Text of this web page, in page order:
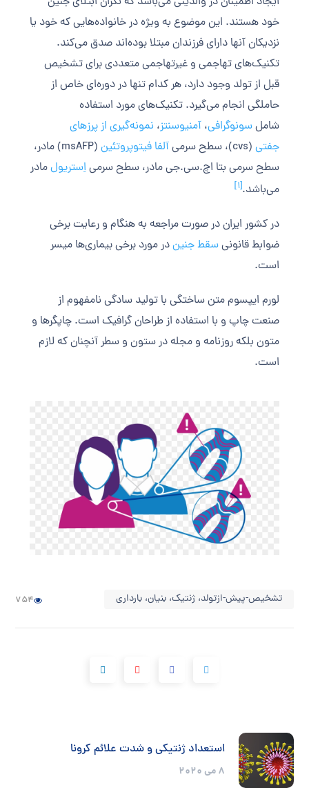
خود هستند. این موضوع به ویژه در خانواده‌هایی که خود یا
نزدیکان آنها دارای فرزندان مبتلا بوده‌اند صدق می‌کند.
تکنیک‌های تهاجمی و غیرتهاجمی متعددی برای تشخیص
قبل از تولد وجود دارد، هر کدام تنها در دوره‌ای خاص از
حاملگی انجام می‌گیرد. تکنیک‌های مورد استفاده
شاملسونوگرافی، آمنیوسنتز، نمونه‌گیری از پرزهای
جفتی (cvs)، سطح سرمی آلفا فیتوپروتئین
(msAFP) مادر،
سطح سرمی بتا اچ.سی.جی مادر، سطح سرمیاِستریولمادر
می‌باشد.[۱]
در کشور ایران در صورت مراجعه به هنگام و رعایت برخی
ضوابط قانونیسقط جنیندر مورد برخی بیماری‌ها میسر
است.
لورم ایپسوم متن ساختگی با تولید سادگی نامفهوم از
صنعت چاپ و با استفاده از طراحان گرافیک است. چاپگرها و
متون بلکه روزنامه و مجله در ستون و سطر آنچنان که لازم
است.
تشخیص-پیش-ازتولد، ژنتیک، بنیان، بارداری 754
استعداد ژنتیکی و شدت علائم کرونا
8 می 2020